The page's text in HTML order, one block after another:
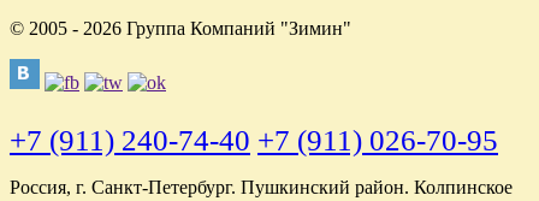
© 2005 - 2026 Группа Компаний "Зимин"
+7 (911) 240-74-40 +7 (911) 026-70-95
Россия, г. Санкт-Петербург. Пушкинский район. Колпинское